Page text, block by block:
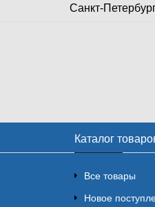
Санкт-
Каталог
Все товары
Новое